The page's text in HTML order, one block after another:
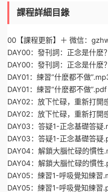
課程詳細目錄
00【課程更新】＋ 微信：
DAY00：發刊詞：正念是什麽
DAY00：發刊詞：正念是什麽
DAY01：練習“什麽都不做
DAY01：練習“什麽都不做”.pdf
DAY02：放下忙碌，重新打開
DAY02：放下忙碌，重新打開
DAY03：答疑1-正念基礎答疑
DAY03：答疑1-正念基礎答疑
DAY04：解鎖大腦忙碌的慣性
DAY04：解鎖大腦忙碌的慣性
DAY05：練習1-呼吸覺知練習
DAY05：練習1-呼吸覺知練習